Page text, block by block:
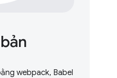
webpack, Babel